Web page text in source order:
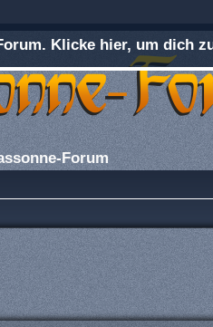
Klicke hier, um dich
Forum